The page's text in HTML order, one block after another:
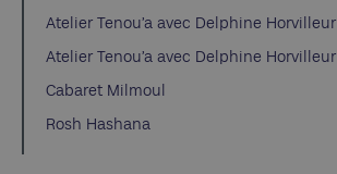
Atelier Tenou’a avec Delphine Horvilleur
Atelier Tenou’a avec Delphine Horvilleur
Cabaret Milmoul
Rosh Hashana